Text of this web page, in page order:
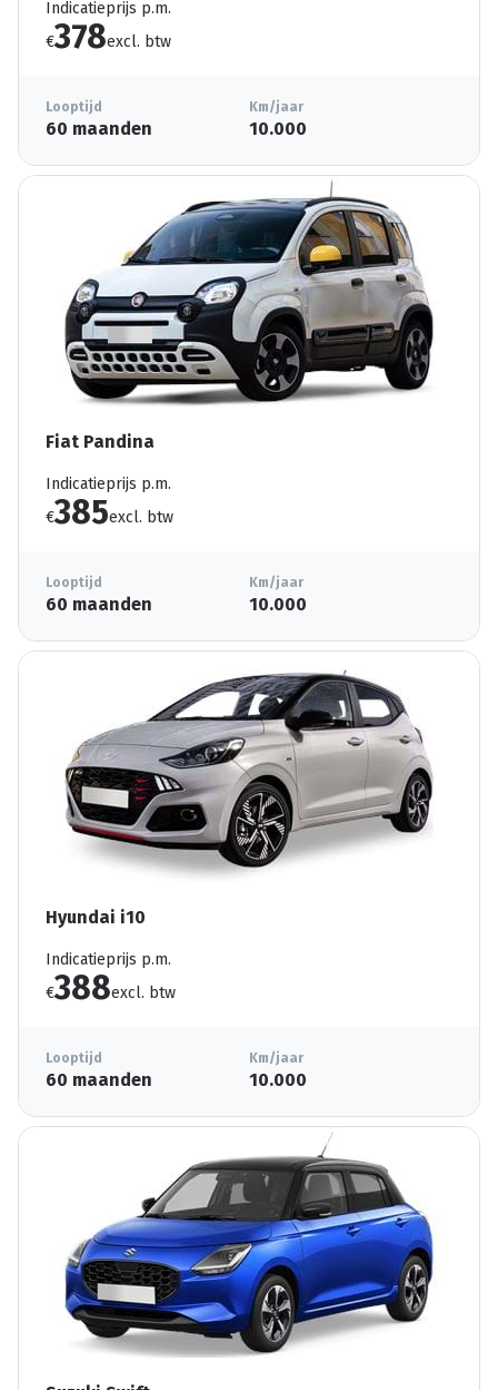
Indicatieprijs p.m.
€378excl. btw
Looptijd
60 maanden
Km/jaar
10.000
Fiat Pandina
Indicatieprijs p.m.
€385excl. btw
Looptijd
60 maanden
Km/jaar
10.000
Hyundai i10
Indicatieprijs p.m.
€388excl. btw
Looptijd
60 maanden
Km/jaar
10.000